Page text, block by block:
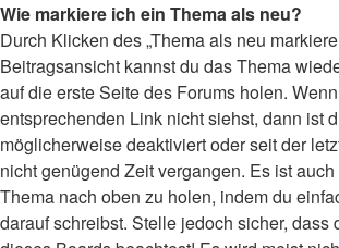
Wie markiere ich ein Thema als neu?
Durch Klicken des „Thema als neu
Beitragsansicht kannst du das Thema
auf die erste Seite des Forums holen.
entsprechenden Link nicht siehst, dann ist
möglicherweise deaktiviert oder seit der
nicht genügend Zeit vergangen. Es ist
Thema nach oben zu holen, indem du
darauf schreibst. Stelle jedoch sicher, dass